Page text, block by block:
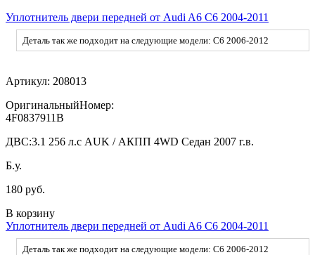
Уплотнитель двери передней от Audi A6 C6 2004-2011
Деталь так же подходит на следующие модели: C6 2006-2012
Артикул: 208013
ОригинальныйНомер:
4F0837911B
ДВС:3.1 256 л.с AUK / АКПП 4WD Седан 2007 г.в.
Б.у.
180 руб.
В корзину
Уплотнитель двери передней от Audi A6 C6 2004-2011
Деталь так же подходит на следующие модели: C6 2006-2012